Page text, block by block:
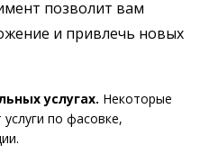
позволит вам
и привлечь новых
услугах. Некоторые
по фасовке,